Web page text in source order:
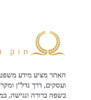
האתר מציע מידע
ועסקים, דרך נדל"ן
בשפה ברורה ונגישה,